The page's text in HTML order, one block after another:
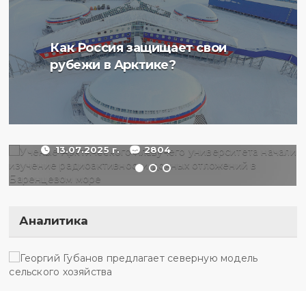
Как Россия защищает свои
рубежи в Арктике?
Ученые Арктического
плавучего университета
радиоактивности донных
отложений в Баренцевом
13.07.2025 г. 2804
Аналитика